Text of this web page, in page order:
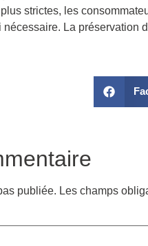
strictes, les
La préservation
publiée. Les champs